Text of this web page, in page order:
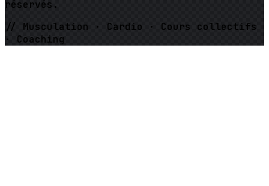
réservés.
// Musculation · Cardio · Cours collectifs
· Coaching